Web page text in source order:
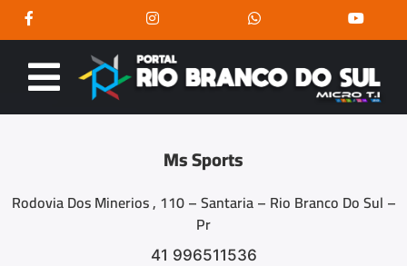
Ms Sports
Rodovia Dos Minerios , 110 – Santaria – Rio Branco Do Sul –
Pr
41 996511536